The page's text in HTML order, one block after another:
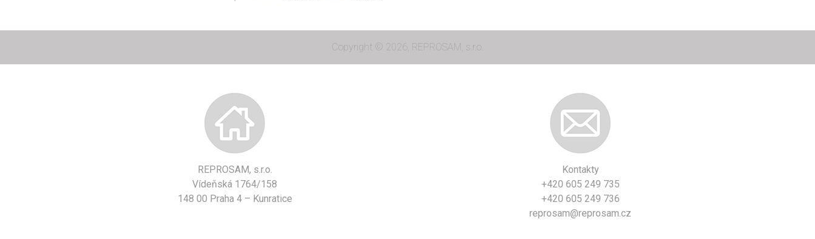
Copyright © 2026, REPROSAM, s.r.o.
REPROSAM, s.r.o.
Vídeňská 1764/158
148 00 Praha 4 – Kunratice
Kontakty
+420 605 249 735
+420 605 249 736
reprosam@reprosam.cz